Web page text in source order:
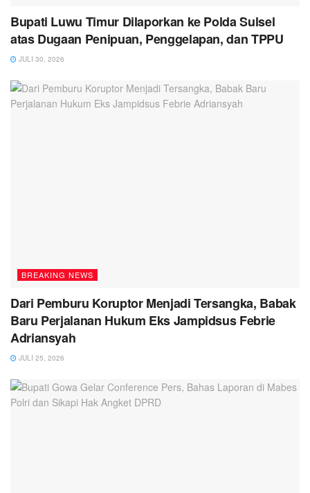
Bupati Luwu Timur Dilaporkan ke Polda Sulsel
atas Dugaan Penipuan, Penggelapan, dan TPPU
JULI 30, 2026
BREAKING NEWS
Dari Pemburu Koruptor Menjadi Tersangka, Babak
Baru Perjalanan Hukum Eks Jampidsus Febrie
Adriansyah
JULI 25, 2026